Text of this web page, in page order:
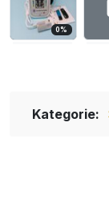
0%
Kategorie: